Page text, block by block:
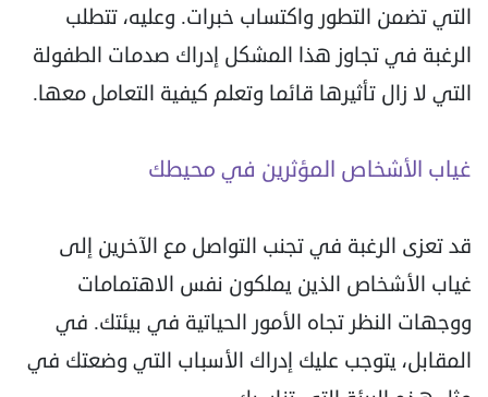
التي تضمن التطور واكتساب خبرات. وعليه، تتطلب
الرغبة في تجاوز هذا المشكل إدراك صدمات الطفولة
التي لا زال تأثيرها قائما وتعلم كيفية التعامل معها.
غياب الأشخاص المؤثرين في محيطك
قد تعزى الرغبة في تجنب التواصل مع الآخرين إلى
غياب الأشخاص الذين يملكون نفس الاهتمامات
ووجهات النظر تجاه الأمور الحياتية في بيئتك. في
المقابل، يتوجب عليك إدراك الأسباب التي وضعتك في